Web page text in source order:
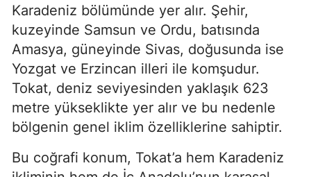
Karadeniz bölümünde yer alır. Şehir,
kuzeyinde Samsun ve Ordu, batısında
Amasya, güneyinde Sivas, doğusunda ise
Yozgat ve Erzincan illeri ile komşudur.
Tokat, deniz seviyesinden yaklaşık 623
metre yükseklikte yer alır ve bu nedenle
bölgenin genel iklim özelliklerine sahiptir.
Bu coğrafi konum, Tokat’a hem Karadeniz